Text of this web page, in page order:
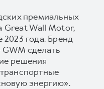
премиальных
Great Wall Motor,
года. Бренд
сделать
решения
энергию».